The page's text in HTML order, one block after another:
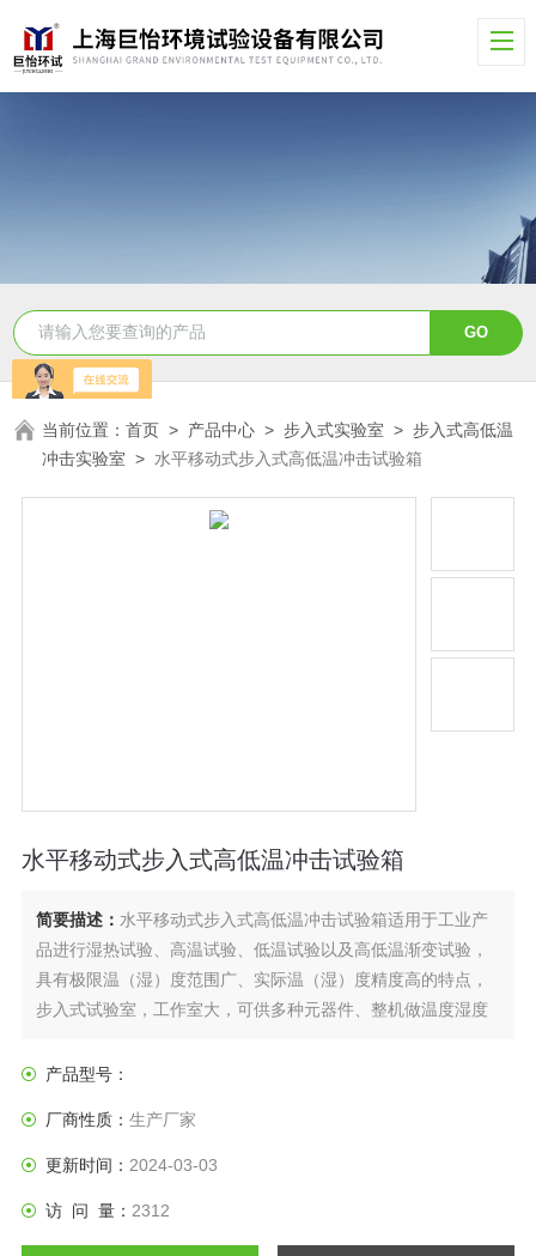
当前位置：首页 > 产品中心 >步入式实验室 >步入式高低温
冲击实验室 > 水平移动式步入式高低温冲击试验箱
水平移动式步入式高低温冲击试验箱
简要描述： 水平移动式步入式高低温冲击试验箱适用于工业产
品进行湿热试验、高温试验、低温试验以及高低温渐变试验，
具有极限温（湿）度范围广、实际温（湿）度精度高的特点，
步入式试验室，工作室大，可供多种元器件、整机做温度湿度
自定义，符合“环境试验十倍条件“系列标准条
产品型号：
厂商性质： 生产厂家
更新时间： 2024-03-03
访 问 量： 2312